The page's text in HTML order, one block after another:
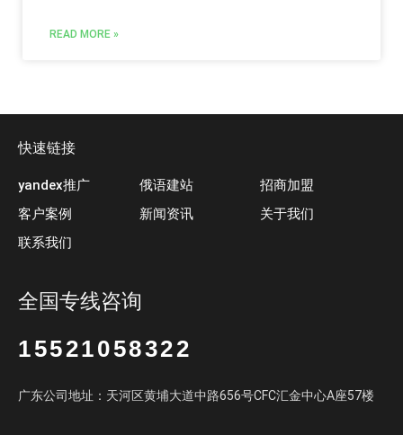
READ MORE »
快速链接
yandex推广
客户案例
联系我们
俄语建站
新闻资讯
招商加盟
关于我们
全国专线咨询
15521058322
广东公司地址：天河区黄埔大道中路656号CFC汇金中心A座57楼